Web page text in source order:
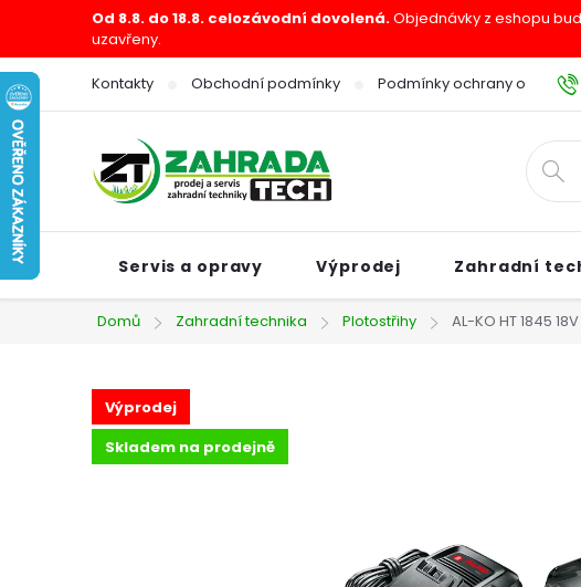
obsah
Od 8.8. do 18.8. celozávodní dovolená.Objednávky z eshopu
uzavřeny.
Kontakty Obchodní podmínky Podmínky ochrany
Servis a opravy Výprodej Zahradní
Domů Zahradní technika Plotostřihy AL-KO HT 1845
Výprodej
Skladem na prodejně